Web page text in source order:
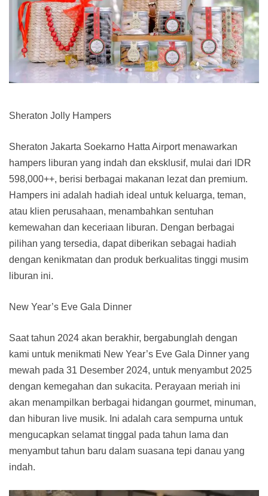
Sheraton Jolly Hampers
Sheraton Jakarta Soekarno Hatta Airport menawarkan
hampers liburan yang indah dan eksklusif, mulai dari IDR
598,000++, berisi berbagai makanan lezat dan premium.
Hampers ini adalah hadiah ideal untuk keluarga, teman,
atau klien perusahaan, menambahkan sentuhan
kemewahan dan keceriaan liburan. Dengan berbagai
pilihan yang tersedia, dapat diberikan sebagai hadiah
dengan kenikmatan dan produk berkualitas tinggi musim
liburan ini.
New Year’s Eve Gala Dinner
Saat tahun 2024 akan berakhir, bergabunglah dengan
kami untuk menikmati New Year’s Eve Gala Dinner yang
mewah pada 31 Desember 2024, untuk menyambut 2025
dengan kemegahan dan sukacita. Perayaan meriah ini
akan menampilkan berbagai hidangan gourmet, minuman,
dan hiburan live musik. Ini adalah cara sempurna untuk
mengucapkan selamat tinggal pada tahun lama dan
menyambut tahun baru dalam suasana tepi danau yang
indah.